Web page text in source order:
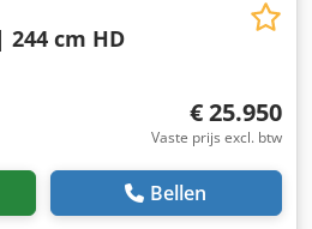
244 cm HD
€ 25.950
Vaste prijs excl. btw
Bellen